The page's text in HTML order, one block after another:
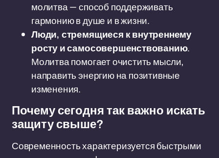
молитва — способ поддерживать
гармонию в душе и в жизни.
Люди, стремящиеся к внутреннему
росту и самосовершенствованию.
Молитва помогает очистить мысли,
направить энергию на позитивные
изменения.
Почему сегодня так важно искать
защиту свыше?
Современность характеризуется быстрыми